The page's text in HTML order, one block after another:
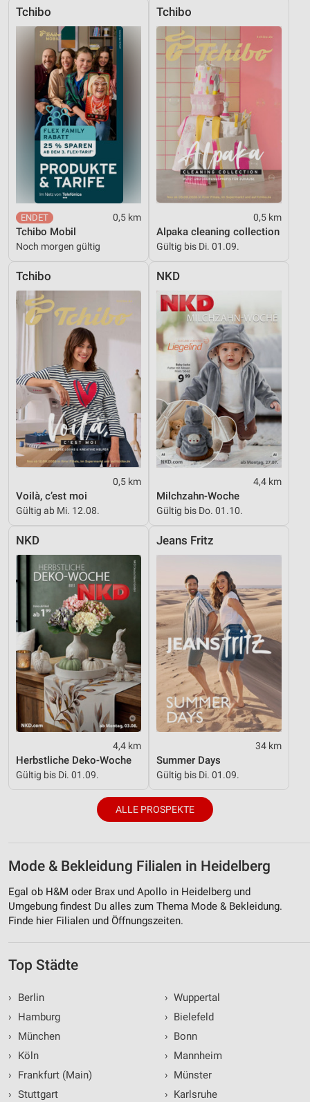
Tchibo
0,5 km
Tchibo Mobil
Noch morgen gültig
Tchibo
0,5 km
Alpaka cleaning collection
Gültig bis Di. 01.09.
Tchibo
0,5 km
Voilà, c’est moi
Gültig ab Mi. 12.08.
NKD
4,4 km
Milchzahn-Woche
Gültig bis Do. 01.10.
NKD
4,4 km
Herbstliche Deko-Woche
Gültig bis Di. 01.09.
Jeans Fritz
34 km
Summer Days
Gültig bis Di. 01.09.
ALLE PROSPEKTE
Mode & Bekleidung Filialen in Heidelberg
Egal ob H&M oder Brax und Apollo in Heidelberg und
Umgebung findest Du alles zum Thema Mode & Bekleidung.
Finde hier Filialen und Öffnungszeiten.
Top Städte
›
Berlin
›
Hamburg
›
München
›
Köln
›
Frankfurt (Main)
› Stuttgart
› Wuppertal
› Bielefeld
› Bonn
› Mannheim
› Münster
› Karlsruhe